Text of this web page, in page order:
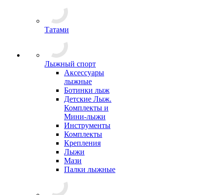
Татами
Лыжный спорт
Аксессуары
лыжные
Ботинки лыж
Детские Лыж.
Комплекты и
Мини-лыжи
Инструменты
Комплекты
Крепления
Лыжи
Мази
Палки лыжные